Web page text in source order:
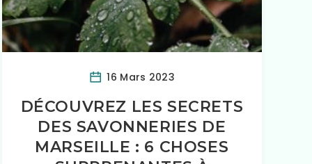
16 Mars 2023
DÉCOUVREZ LES SECRETS
DES SAVONNERIES DE
MARSEILLE : 6 CHOSES